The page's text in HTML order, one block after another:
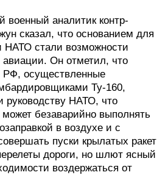
военный аналитик контр-
сказал, что основанием для
НАТО стали возможности
авиации. Он отметил, что
РФ, осуществленные
Ту-160,
руководству НАТО, что
безаварийно выполнять
в воздухе и с
пуски крылатых ракет
дороги, но шлют ясный
воздержаться от